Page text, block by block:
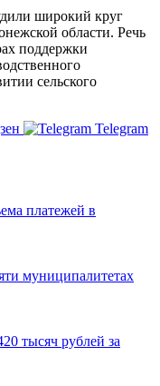
широкий круг
области. Речь
поддержки
сельского
Telegram
платежей в
муниципалитетах
тысяч рублей за